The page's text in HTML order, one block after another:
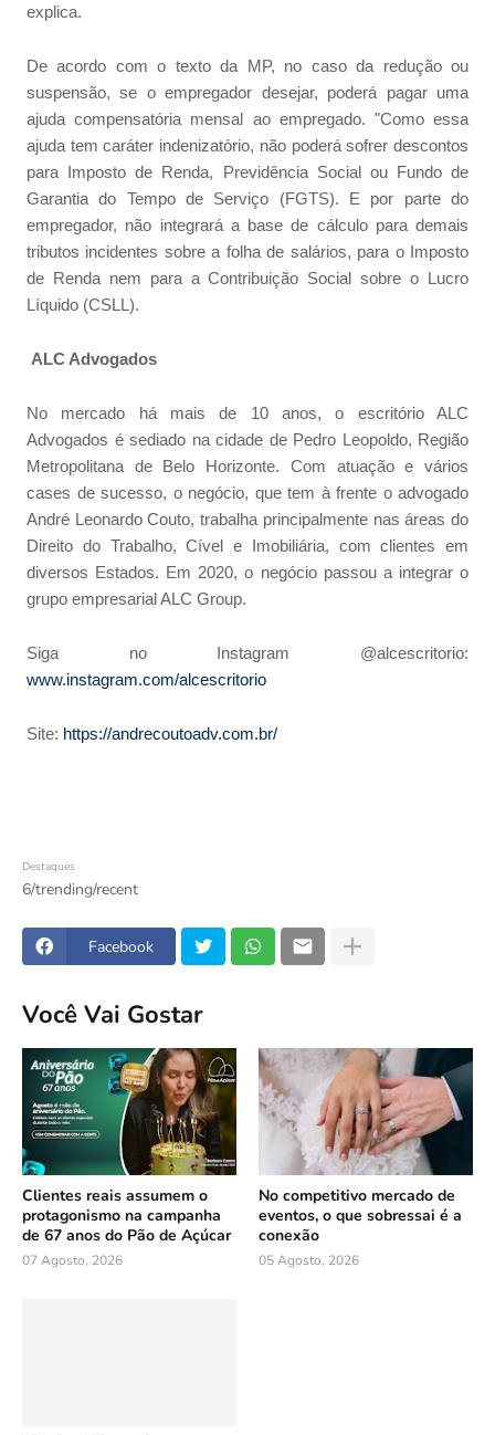
explica.
De acordo com o texto da MP, no caso da redução ou
suspensão, se o empregador desejar, poderá pagar uma
ajuda compensatória mensal ao empregado. "Como essa
ajuda tem caráter indenizatório, não poderá sofrer descontos
para Imposto de Renda, Previdência Social ou Fundo de
Garantia do Tempo de Serviço (FGTS). E por parte do
empregador, não integrará a base de cálculo para demais
tributos incidentes sobre a folha de salários, para o Imposto
de Renda nem para a Contribuição Social sobre o Lucro
Líquido (CSLL).
ALC Advogados
No mercado há mais de 10 anos, o escritório ALC
Advogados é sediado na cidade de Pedro Leopoldo, Região
Metropolitana de Belo Horizonte. Com atuação e vários
cases de sucesso, o negócio, que tem à frente o advogado
André Leonardo Couto, trabalha principalmente nas áreas do
Direito do Trabalho, Cível e Imobiliária, com clientes em
diversos Estados. Em 2020, o negócio passou a integrar o
grupo empresarial ALC Group.
Siga no Instagram @alcescritorio:
www.instagram.com/alcescritorio
Site: https://andrecoutoadv.com.br/
Destaques
6/trending/recent
Facebook
Você Vai Gostar
Clientes reais assumem o
protagonismo na campanha
de 67 anos do Pão de Açúcar
07 Agosto, 2026
No competitivo mercado de
eventos, o que sobressai é a
conexão
05 Agosto, 2026